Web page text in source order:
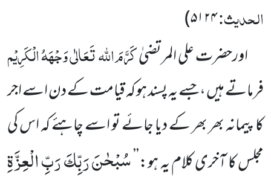
الحدیث:۵۱۲۴)
اورحضرت علی المرتضیٰکَرَّمَ اللہ تَعَالٰی وَجْہَہُ الْکَرِیْم
فرماتے ہیں ،جسے یہ پسند ہو کہ قیامت کے دن اسے اجر
کا پیمانہ بھر بھر کے دیا جائے تو اسے چاہئے کہ اس کی
مجلس کا آخری کلام یہ ہو:’’سُبْحٰنَ رَبِّكَ رَبِّ الْعِزَّةِ